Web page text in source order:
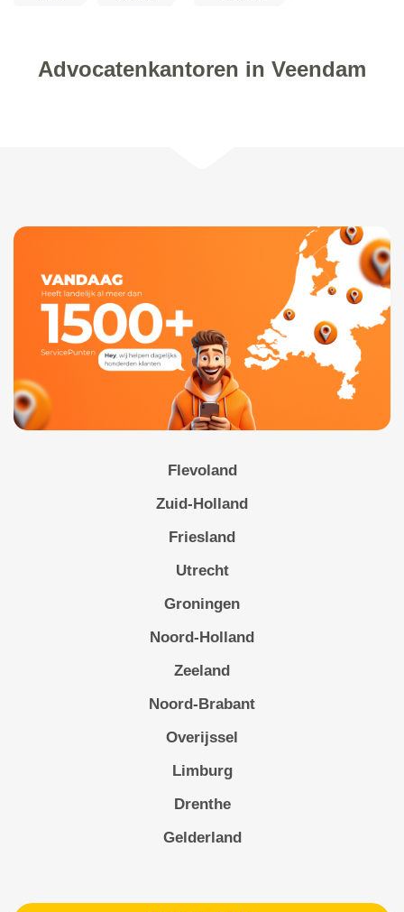
Advocatenkantoren in Veendam
Flevoland
Zuid-Holland
Friesland
Utrecht
Groningen
Noord-Holland
Zeeland
Noord-Brabant
Overijssel
Limburg
Drenthe
Gelderland